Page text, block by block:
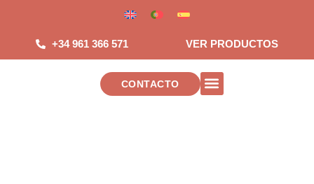
contenido
+34 961 366 571 VER PRODUCTOS
CONTACTO